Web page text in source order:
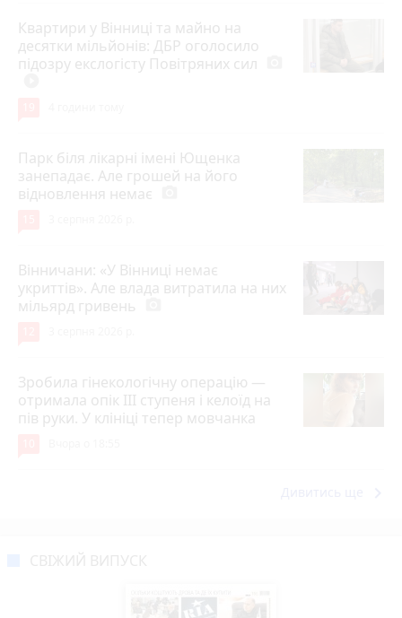
Квартири у Вінниці та майно на
десятки мільйонів: ДБР оголосило
підозру екслогісту Повітряних сил
Парк біля лікарні імені Ющенка
занепадає. Але грошей на його
відновлення немає
Вінничани: «У Вінниці немає
укриттів». Але влада витратила на них
мільярд гривень
Зробила гінекологічну операцію —
отримала опік ІІІ ступеня і келоїд на
пів руки. У клініці тепер мовчанка